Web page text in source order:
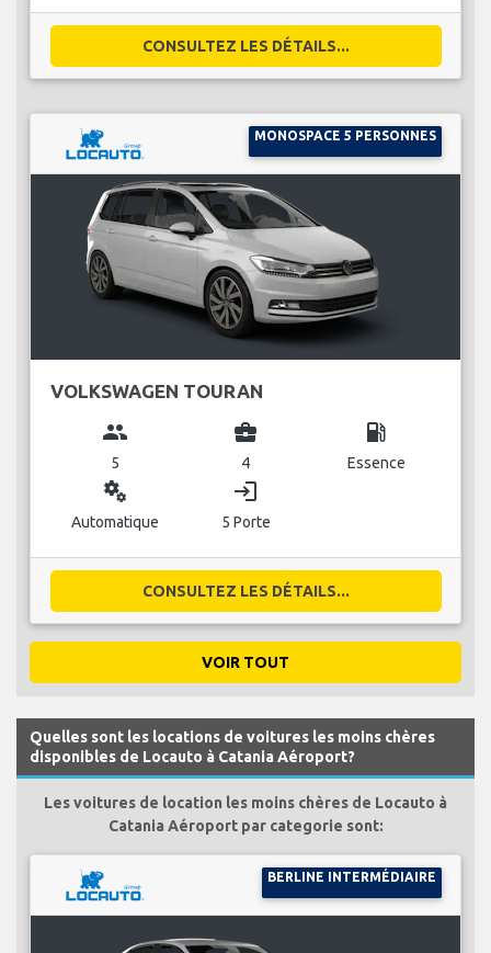
CONSULTEZ LES DÉTAILS...
MONOSPACE 5 PERSONNES
VOLKSWAGEN TOURAN
group
5
business_center
4
local_gas_station
Essence
miscellaneous_services
Automatique
login
5 Porte
CONSULTEZ LES DÉTAILS...
VOIR TOUT
Quelles sont les locations de voitures les moins chères
disponibles de Locauto à Catania Aéroport?
Les voitures de location les moins chères de Locauto à
Catania Aéroport par categorie sont:
BERLINE INTERMÉDIAIRE